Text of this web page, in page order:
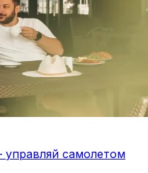
управляй самолетом